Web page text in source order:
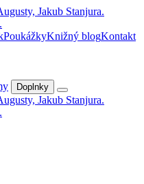
PoukážkyKnižný blogKontakt
Doplnky